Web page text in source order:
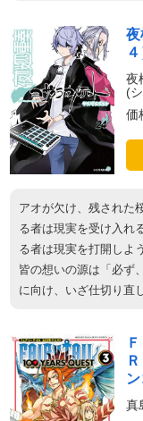
夜
夜
(
価
アオが欠け、残された
る者は現実を受け入れ
る者は現実を打開しよ
皆の想いの源は「必ず
に向け、いざ仕切り直
真